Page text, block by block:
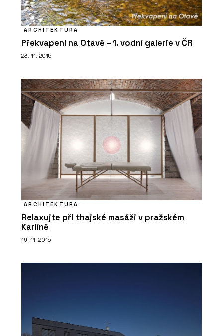
ARCHITEKTURA
Překvapení na Otavě – 1. vodní galerie v ČR
23. 11. 2015
ARCHITEKTURA
Relaxujte při thajské masáži v pražském
Karlíně
19. 11. 2015